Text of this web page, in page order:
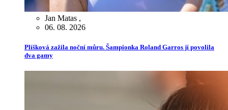
Jan Matas ,
06. 08. 2026
Plíšková zažila noční můru. Šampionka Roland Garros jí povolila
dva gamy